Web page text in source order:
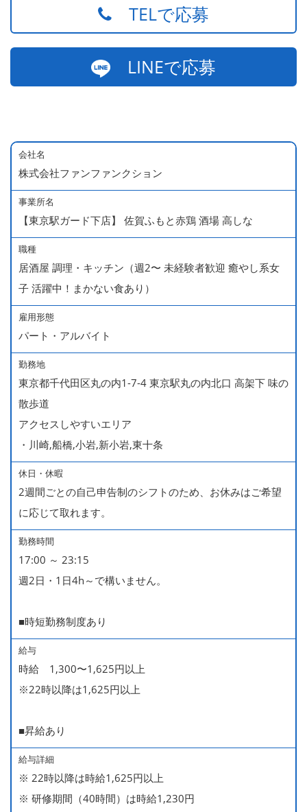
TELで応募
LINEで応募
会社名
株式会社ファンファンクション
事業所名
【東京駅ガード下店】 佐賀ふもと赤鶏 酒場 高しな
職種
居酒屋 調理・キッチン（週2〜 未経験者歓迎 癒やし系女
子 活躍中！まかない食あり）
雇用形態
パート・アルバイト
勤務地
東京都千代田区丸の内1-7-4 東京駅丸の内北口 高架下 味の
散歩道
アクセスしやすいエリア
・川崎,船橋,小岩,新小岩,東十条
休日・休暇
2週間ごとの自己申告制のシフトのため、お休みはご希望
に応じて取れます。
勤務時間
17:00 ～ 23:15
週2日・1日4h～で構いません。
■時短勤務制度あり
給与
時給 1,300〜1,625円以上
※22時以降は1,625円以上
■昇給あり
給与詳細
※ 22時以降は時給1,625円以上
※ 研修期間（40時間）は時給1,230円